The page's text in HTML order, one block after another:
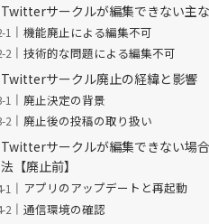
Twitterサークルが編集できない主
機能廃止による編集不可
技術的な問題による編集不可
Twitterサークル廃止の経緯と影響
廃止決定の背景
廃止後の投稿の取り扱い
Twitterサークルが編集できない場
法【廃止前】
アプリのアップデートと再起動
通信環境の確認